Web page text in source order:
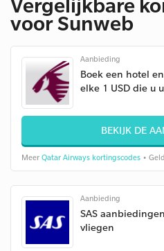
voor Sunweb
Aanbieding
Boek een hotel
elke 1 USD die u
BEKIJK DE
Meer Qatar Airways kortingscodes •
Aanbieding
SAS
vliegen